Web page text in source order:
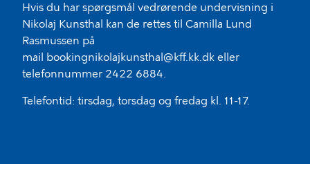
Hvis du har spørgsmål vedrørende undervisning i
Nikolaj Kunsthal kan de rettes til Camilla Lund
Rasmussen på
mail bookingnikolajkunsthal@kff.kk.dk eller
telefonnummer 2422 6884.
Telefontid: tirsdag, torsdag og fredag kl. 11-17.